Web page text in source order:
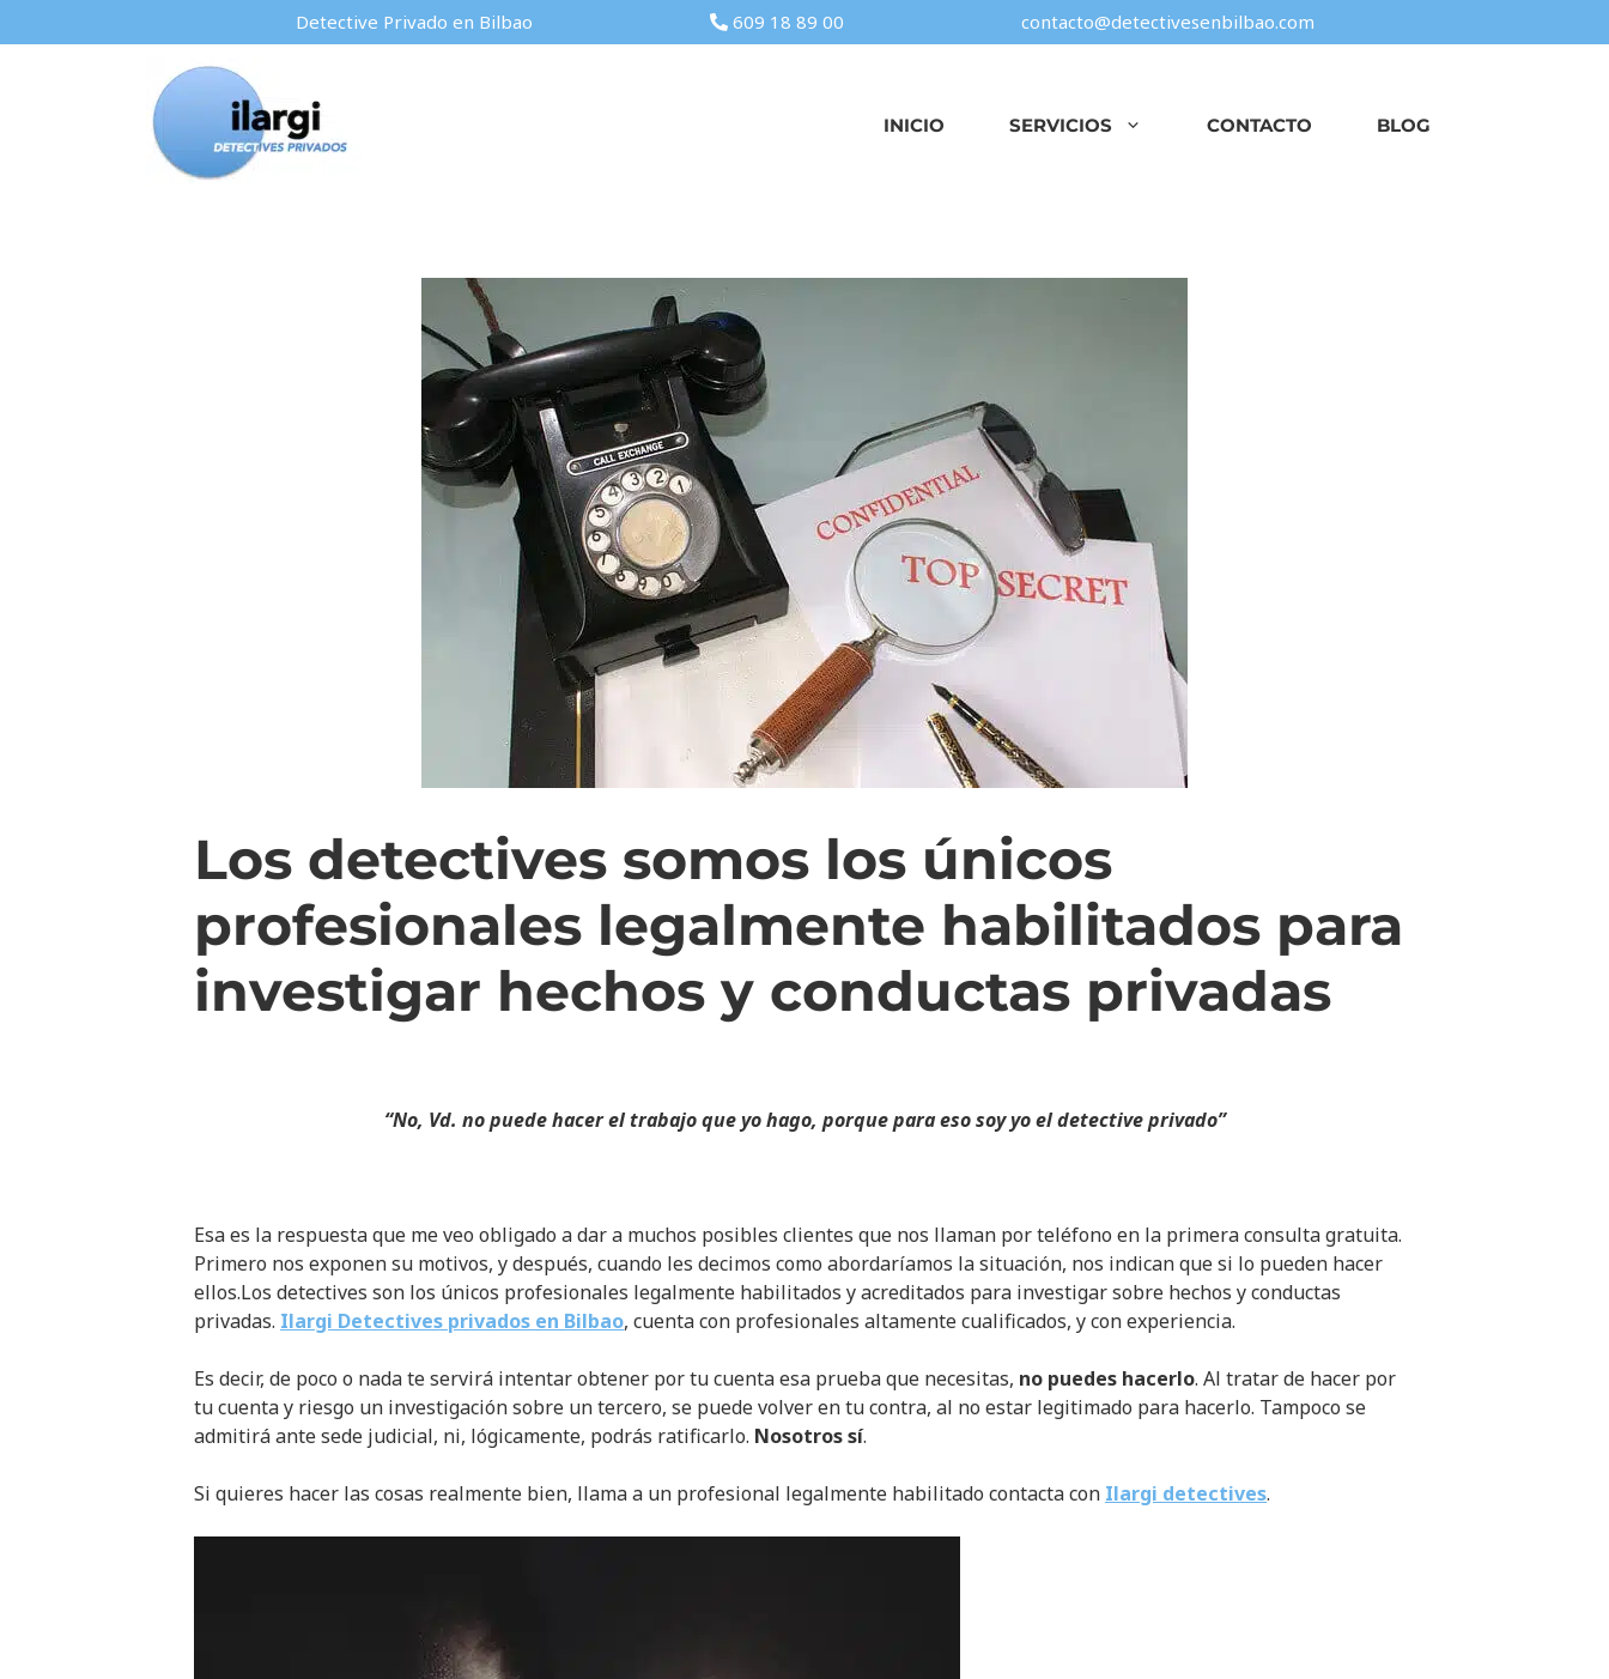
Detective Privado en Bilbao 609 18 89 00 contacto@detectivesenbilbao.com
INICIO SERVICIOS CONTACTO BLOG
Los detectives somos los únicos
profesionales legalmente habilitados para
investigar hechos y conductas privadas
“No, Vd. no puede hacer el trabajo que yo hago, porque para eso soy yo el detective privado”
Esa es la respuesta que me veo obligado a dar a muchos posibles clientes que nos llaman por teléfono en la primera consulta gratuita.
Primero nos exponen su motivos, y después, cuando les decimos como abordaríamos la situación, nos indican que si lo pueden hacer
ellos.Los detectives son los únicos profesionales legalmente habilitados y acreditados para investigar sobre hechos y conductas
privadas. Ilargi Detectives privados en Bilbao, cuenta con profesionales altamente cualificados, y con experiencia.
Es decir, de poco o nada te servirá intentar obtener por tu cuenta esa prueba que necesitas, no puedes hacerlo. Al tratar de hacer por
tu cuenta y riesgo un investigación sobre un tercero, se puede volver en tu contra, al no estar legitimado para hacerlo. Tampoco se
admitirá ante sede judicial, ni, lógicamente, podrás ratificarlo. Nosotros sí.
Si quieres hacer las cosas realmente bien, llama a un profesional legalmente habilitado contacta con Ilargi detectives.